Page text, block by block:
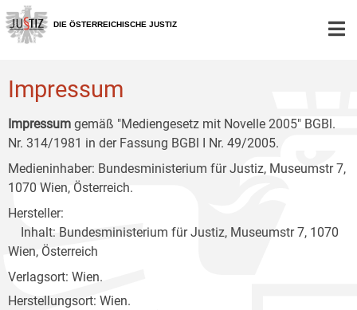
Zur
Hauptnavigation
[1]
Zum
Inhalt
[2]
Zum
Untermenü
[3]
DIE ÖSTERREICHISCHE JUSTIZ
Impressum
Impressum gemäß "Mediengesetz mit Novelle 2005" BGBl.
Nr. 314/1981 in der Fassung BGBl I Nr. 49/2005.
Medieninhaber: Bundesministerium für Justiz, Museumstr 7,
1070 Wien, Österreich.
Hersteller:
Inhalt: Bundesministerium für Justiz, Museumstr 7, 1070
Wien, Österreich
Verlagsort: Wien.
Herstellungsort: Wien.